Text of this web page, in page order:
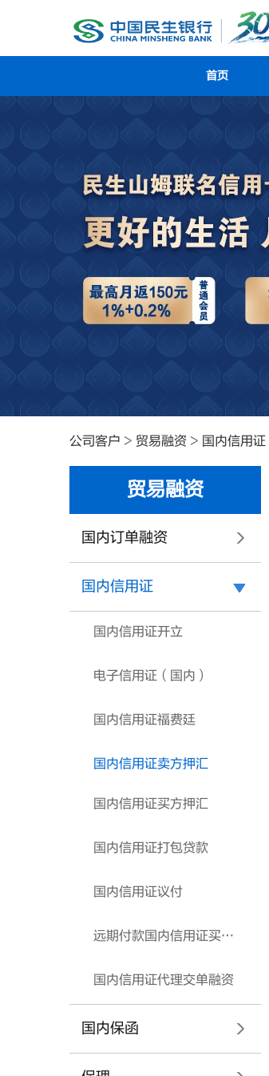
首页
公司客户 > 贸易融资 > 国内信用证
贸易融资
国内订单融资
国内信用证
国内信用证开立
电子信用证（国内）
国内信用证福费廷
国内信用证卖方押汇
国内信用证买方押汇
国内信用证打包贷款
国内信用证议付
远期付款国内信用证买方付息（费）方案
国内信用证代理交单融资
国内保函